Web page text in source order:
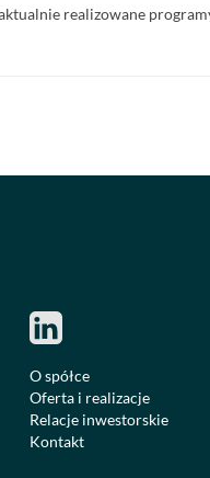
realizowane
O spółce
Oferta i realizacje
Relacje inwestorskie
Kontakt